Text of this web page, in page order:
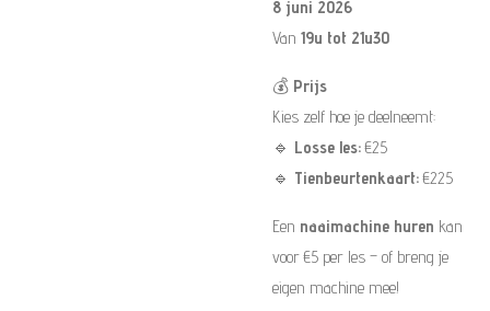
8 juni 2026
Van 19u tot 21u30
💰 Prijs
Kies zelf hoe je deelneemt:
🔹 Losse les:€25
🔹 Tienbeurtenkaart:€225
Een naaimachine huren kan
voor €5 per les – of breng je
eigen machine mee!